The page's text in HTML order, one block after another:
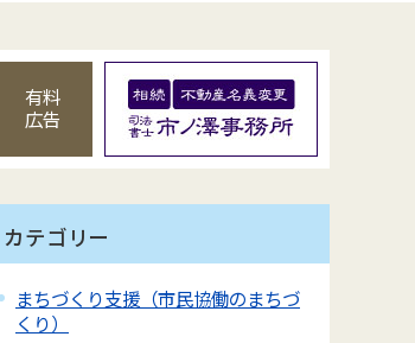
有料
広告
カテゴリー
まちづくり支援（市民協働のまちづ
くり）